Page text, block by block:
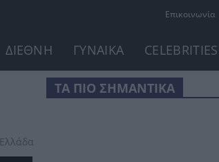
Επικοινωνία
ΔΙΕΘΝΗ ΓΥΝΑΙΚΑ CELEBRITIES
Ελλάδα
ΤΑ ΠΙΟ ΣΗΜΑΝΤΙΚΑ